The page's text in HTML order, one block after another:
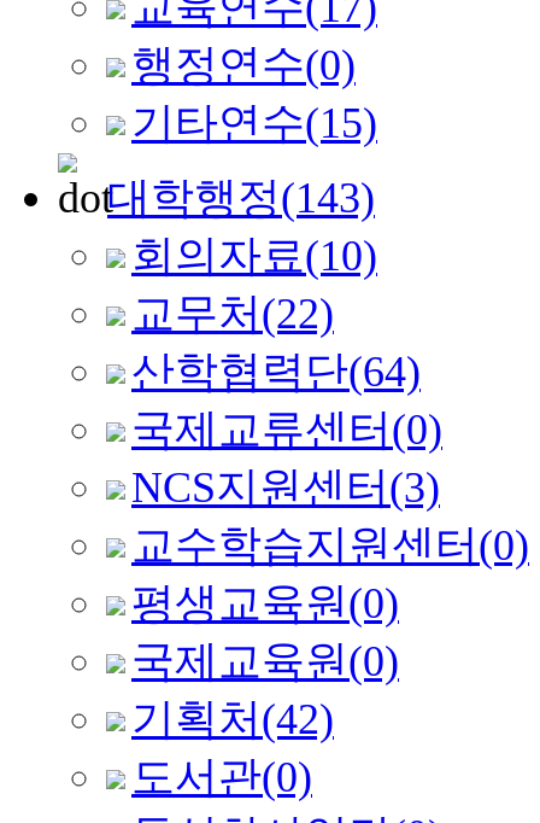
행정연수(0)
기타연수(15)
대학행정(143)
회의자료(10)
교무처 (22)
산학협력단(64)
국제교류센터 (0)
NCS지원센터 (3)
교수학습지원센터 (0)
평생교육원(0)
국제교육원(0)
기획처 (42)
도서관(0)